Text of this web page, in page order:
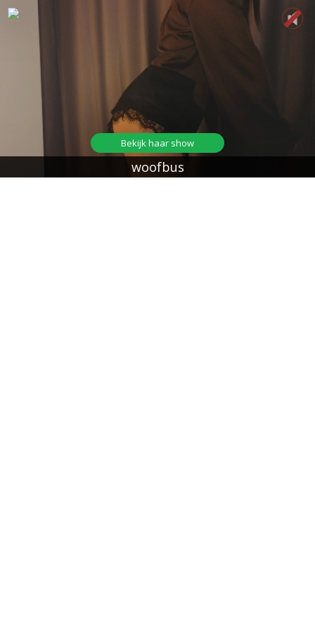
woofbus
Bekijk haar show